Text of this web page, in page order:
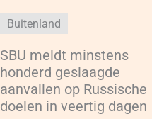
Buitenland
SBU meldt minstens
honderd geslaagde
aanvallen op Russische
doelen in veertig dagen